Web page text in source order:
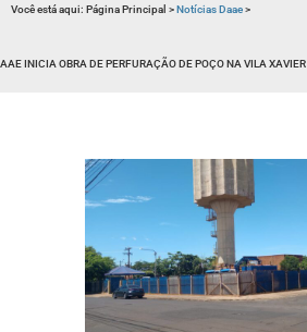
Você está aqui: Página Principal >Notícias Daae>
INICIA OBRA DE PERFURAÇÃO DE POÇO NA VILA XAVIER